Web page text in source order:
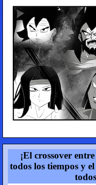
¡El crossover
todos los tiempos y